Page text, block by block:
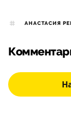
АНАСТАСИЯ